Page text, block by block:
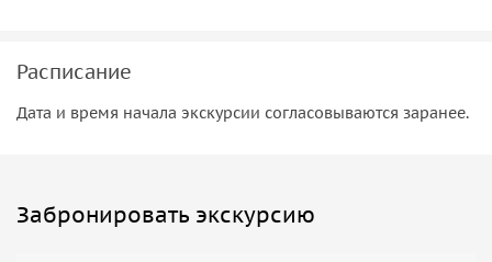
7.Любимые вкусности, например, сухофрукты, орешки.
Расписание
Дата и время начала экскурсии согласовываются заранее.
Забронировать экскурсию